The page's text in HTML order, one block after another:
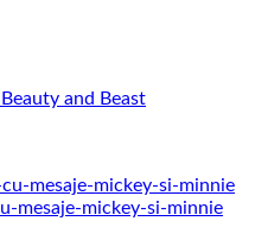
and Beast